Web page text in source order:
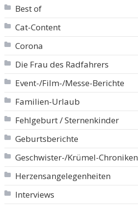
Best of
Cat-Content
Corona
Die Frau des Radfahrers
Event-/Film-/Messe-Berichte
Familien-Urlaub
Fehlgeburt / Sternenkinder
Geburtsberichte
Geschwister-/Krümel-Chroniken
Herzensangelegenheiten
Interviews